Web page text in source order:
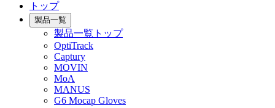
トップ
製品一覧
製品一覧トップ
OptiTrack
Captury
MOVIN
MoA
MANUS
G6 Mocap Gloves